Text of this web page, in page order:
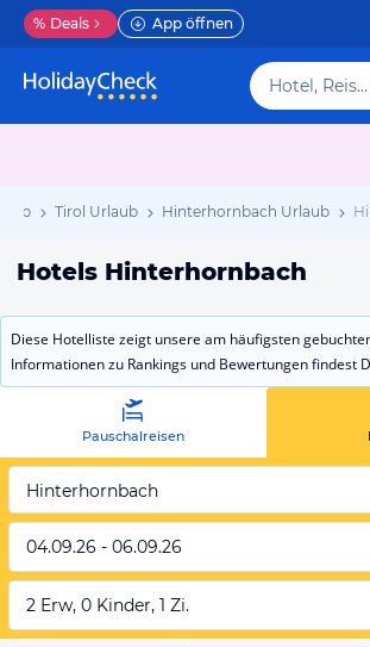
% Deals App öffnen
Hotel, Reiseziel
Tirol Urlaub Hinterhornbach Urlaub
Hotels Hinterhornbach
Diese Hotelliste zeigt unsere am häufigsten
Informationen zu Rankings und Bewertungen findest
Pauschalreisen
Hinterhornbach
04.09.26 - 06.09.26
2 Erw, 0 Kinder, 1 Zi.